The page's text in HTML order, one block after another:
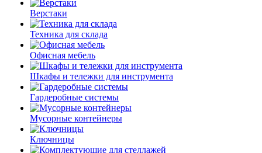
Верстаки
Техника для склада
Офисная мебель
Шкафы и тележки для инструмента
Гардеробные системы
Мусорные контейнеры
Ключницы